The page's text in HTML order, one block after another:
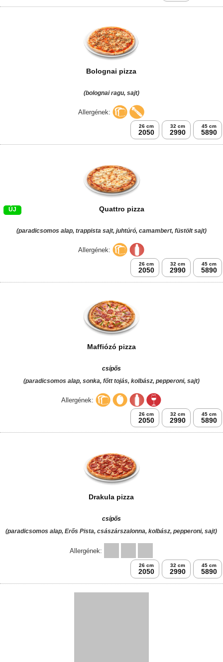
Bolognai pizza
(bolognai ragu, sajt)
Allergének:
26 cm
2050
32 cm
2990
45 cm
5890
ÚJ Quattro pizza
(paradicsomos alap, trappista sajt, juhtúró, camambert, füstölt sajt)
Allergének:
26 cm
2050
32 cm
2990
45 cm
5890
Maffiózó pizza
csípős
(paradicsomos alap, sonka, főtt tojás, kolbász, pepperoni, sajt)
Allergének:
26 cm
2050
32 cm
2990
45 cm
5890
Drakula pizza
csípős
(paradicsomos alap, Erős Pista, császárszalonna, kolbász, pepperoni, sajt)
Allergének:
26 cm
2050
32 cm
2990
45 cm
5890